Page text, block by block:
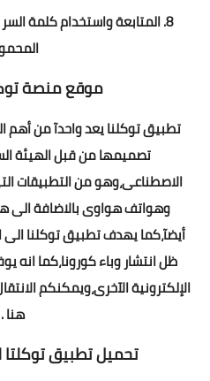
8. المتابعة واستخدام كلمة
موقع منصة
تطبيق توكلنايعد واحدآ من أهم
تصميمها من قبل الهيئة
الاصطناعى،وهو من التطبيقات
وهواتف هواوى بالاضافة الى
أيضآ،كما يهدف تطبيق توكلنا الى
ظل انتشار وباء كورونا،كما انه
الإلكترونية الآخرى،ويمكنكم
هنا.
تحميل تطبيق توكلتا